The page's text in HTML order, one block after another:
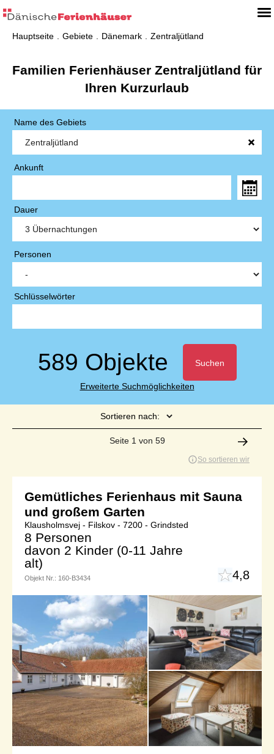
Hauptseite Gebiete Dänemark Zentraljütland
Familien Ferienhäuser Zentraljütland für
Ihren Kurzurlaub
Name des Gebiets
Ankunft
Dauer
Personen
Schlüsselwörter
589 Objekte Suchen
Erweiterte Suchmöglichkeiten
Sortieren nach:
Seite 1 von 59
So sortieren wir
Gemütliches Ferienhaus mit Sauna
und großem Garten
Klausholmsvej - Filskov - 7200 - Grindsted
8 Personen
davon 2 Kinder (0-11 Jahre
alt)
Objekt Nr.: 160-B3434 4,8